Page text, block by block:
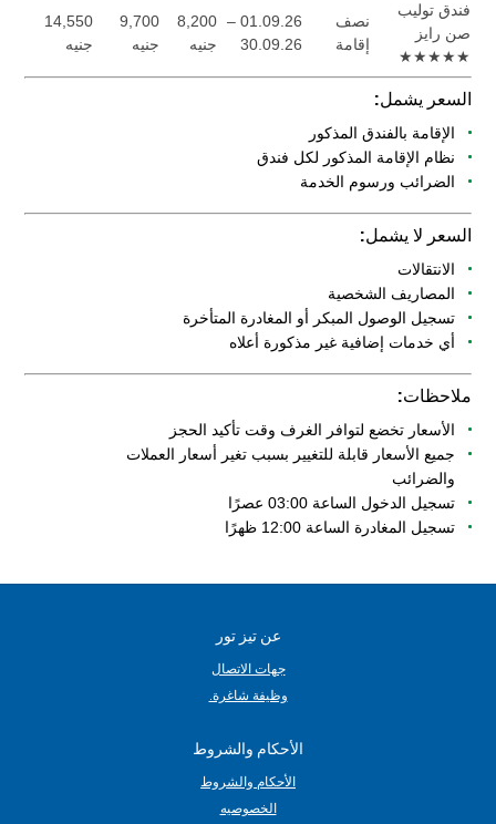
فندق توليب
صن رايز
★★★★★
نصف
إقامة
01.09.26 –
30.09.26
8,200
جنيه
9,700
جنيه
14,550
جنيه
السعر يشمل:
الإقامة بالفندق المذكور
نظام الإقامة المذكور لكل فندق
الضرائب ورسوم الخدمة
السعر لا يشمل:
الانتقالات
المصاريف الشخصية
تسجيل الوصول المبكر أو المغادرة المتأخرة
أي خدمات إضافية غير مذكورة أعلاه
ملاحظات:
الأسعار تخضع لتوافر الغرف وقت تأكيد الحجز
جميع الأسعار قابلة للتغيير بسبب تغير أسعار العملات
والضرائب
تسجيل الدخول الساعة 03:00 عصرًا
تسجيل المغادرة الساعة 12:00 ظهرًا
عن تيز تور
جهات الاتصال
وظيفة شاغرة.
الأحكام والشروط
الأحكام والشروط
الخصوصيه